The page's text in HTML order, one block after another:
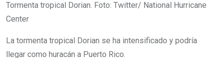
Tormenta tropical Dorian. Foto: Twitter/ National Hurricane
Center
La tormenta tropical Dorian se ha intensificado y podría
llegar como huracán a Puerto Rico.